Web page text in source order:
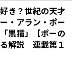
き？世紀の天才
・アラン・ポー
黒猫」【ポーの
解説 連載第１